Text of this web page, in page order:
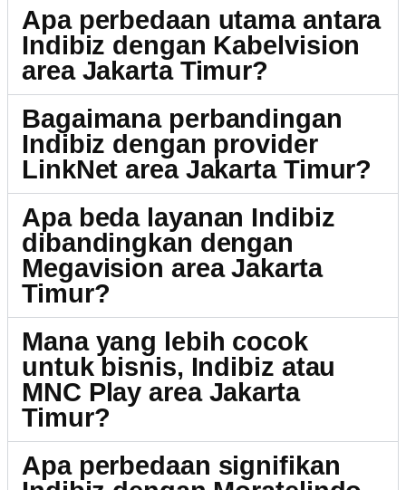
Apa perbedaan utama antara
Indibiz dengan Kabelvision
area Jakarta Timur?
Bagaimana perbandingan
Indibiz dengan provider
LinkNet area Jakarta Timur?
Apa beda layanan Indibiz
dibandingkan dengan
Megavision area Jakarta
Timur?
Mana yang lebih cocok
untuk bisnis, Indibiz atau
MNC Play area Jakarta
Timur?
Apa perbedaan signifikan